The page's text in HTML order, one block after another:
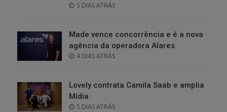
POSTED
5 DIAS ATRÁS
Made vence concorrência e é a nova
agência da operadora Alares
POSTED
4 DIAS ATRÁS
Lovely contrata Camila Saab e amplia
Mídia
POSTED
5 DIAS ATRÁS